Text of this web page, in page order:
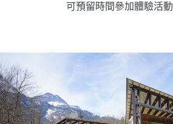
可預留時間參加體驗活動